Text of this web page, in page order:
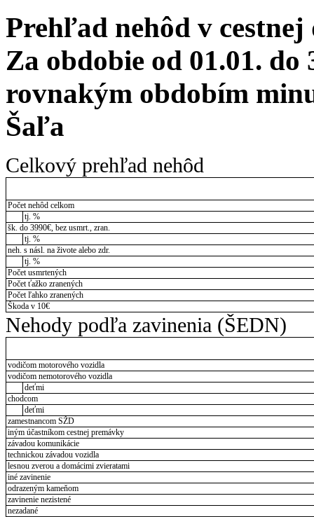
Prehľad nehôd v cestnej
Za obdobie od 01.01. do
rovnakým obdobím
Šaľa
Celkový prehľad nehôd
Počet nehôd celkom
tj. %
šk. do 3990€, bez usmrt., zran.
tj. %
neh. s násl. na živote alebo zdr.
tj. %
Počet usmrtených
Počet ťažko zranených
Počet ľahko zranených
Škoda v 10€
Nehody podľa zavinenia (ŠEDN)
vodičom motorového vozidla
vodičom nemotorového vozidla
deťmi
chodcom
deťmi
zamestnancom SŽD
iným účastníkom cestnej premávky
závadou komunikácie
technickou závadou vozidla
lesnou zverou a domácimi zvieratami
iné zavinenie
odrazeným kameňom
zavinenie nezistené
nezadané